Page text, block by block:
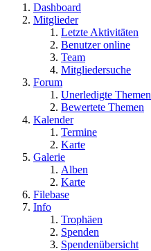
Dashboard
Mitglieder
Letzte Aktivitäten
Benutzer online
Team
Mitgliedersuche
Forum
Unerledigte Themen
Bewertete Themen
Kalender
Termine
Karte
Galerie
Alben
Karte
Filebase
Info
Trophäen
Spenden
Spendenübersicht